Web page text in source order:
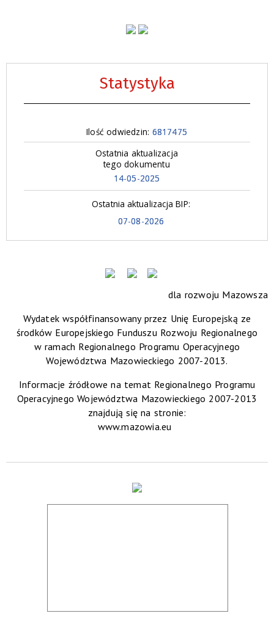
Statystyka
Ilość odwiedzin: 6817475
Ostatnia aktualizacja
tego dokumentu
14-05-2025
Ostatnia aktualizacja BIP:
07-08-2026
dla rozwoju Mazowsza
Wydatek współfinansowany przez Unię Europejską ze
środków Europejskiego Funduszu Rozwoju Regionalnego
w ramach Regionalnego Programu Operacyjnego
Województwa Mazowieckiego 2007-2013.
Informacje źródłowe na temat Regionalnego Programu
Operacyjnego Województwa Mazowieckiego 2007-2013
znajdują się na stronie:
www.mazowia.eu